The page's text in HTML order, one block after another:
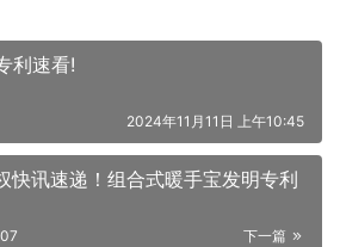
利速看!
2024年11月11日 上午10:45
讯速递！组合式暖手宝发明专利
下一篇